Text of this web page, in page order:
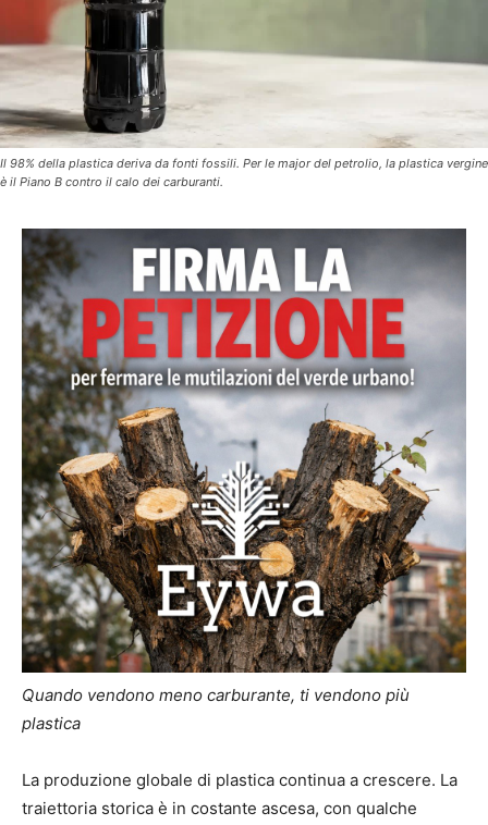
Il 98% della plastica deriva da fonti fossili. Per le major del petrolio, la plastica vergine
è il Piano B contro il calo dei carburanti.
Quando vendono meno carburante, ti vendono più
plastica
La produzione globale di plastica continua a crescere. La
traiettoria storica è in costante ascesa, con qualche